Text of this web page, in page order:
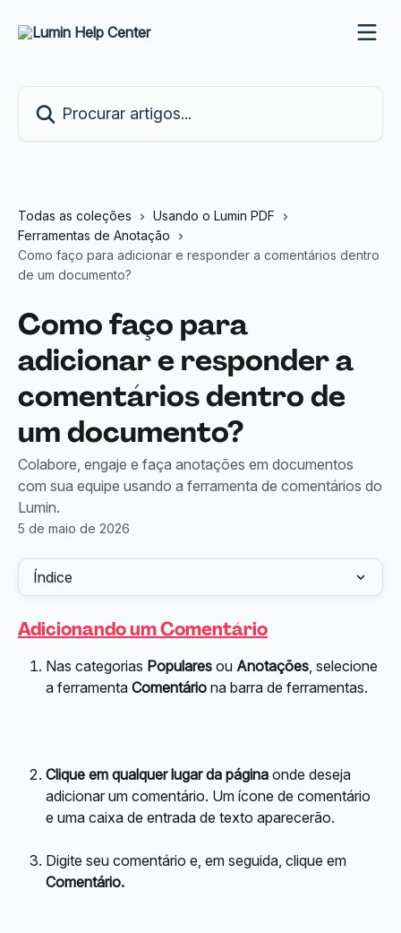
Todas as coleções
Usando o Lumin PDF
Ferramentas de Anotação
Como faço para adicionar e responder a comentários dentro
de um documento?
Como faço para
adicionar e responder a
comentários dentro de
um documento?
Colabore, engaje e faça anotações em documentos
com sua equipe usando a ferramenta de comentários do
Lumin.
5 de maio de 2026
Índice
Adicionando um Comentário
Nas categorias Populares ou Anotações, selecione
a ferramenta Comentário na barra de ferramentas.
Clique em qualquer lugar da página onde deseja
adicionar um comentário. Um ícone de comentário
e uma caixa de entrada de texto aparecerão.
Digite seu comentário e, em seguida, clique em
Comentário.